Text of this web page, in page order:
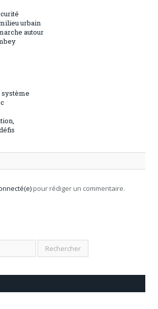
urbain
autour
pour rédiger un commentaire.